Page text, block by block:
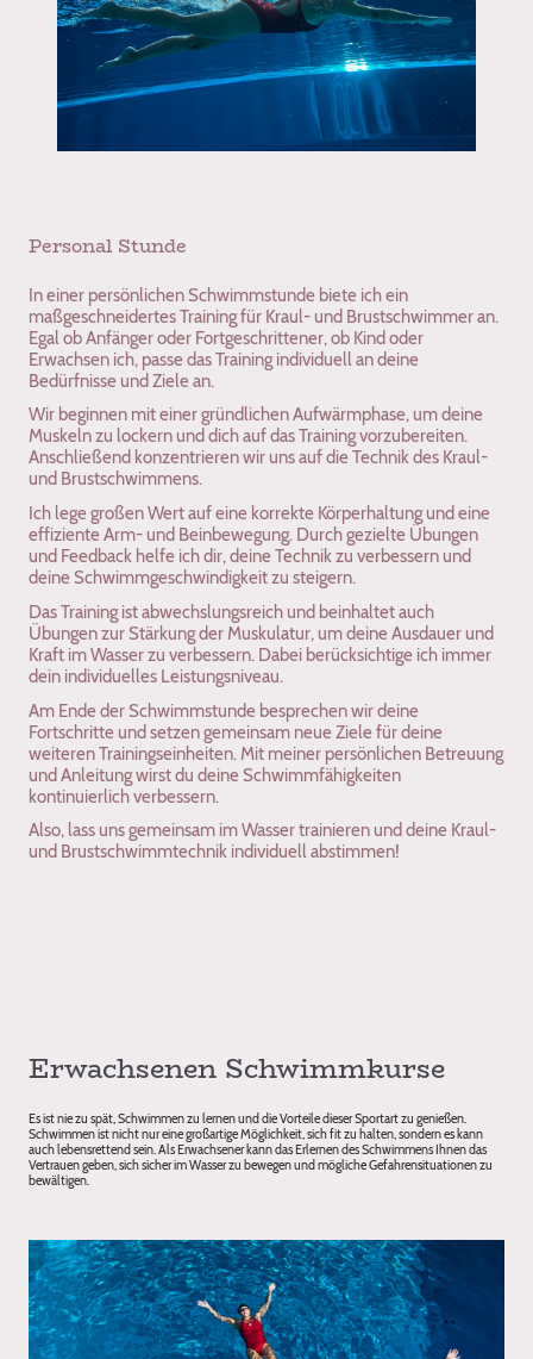
Personal Stunde
In einer persönlichen Schwimmstunde biete ich ein
maßgeschneidertes Training für Kraul- und Brustschwimmer an.
Egal ob Anfänger oder Fortgeschrittener, ob Kind oder
Erwachsen ich, passe das Training individuell an deine
Bedürfnisse und Ziele an.
Wir beginnen mit einer gründlichen Aufwärmphase, um deine
Muskeln zu lockern und dich auf das Training vorzubereiten.
Anschließend konzentrieren wir uns auf die Technik des Kraul-
und Brustschwimmens.
Ich lege großen Wert auf eine korrekte Körperhaltung und eine
effiziente Arm- und Beinbewegung. Durch gezielte Übungen
und Feedback helfe ich dir, deine Technik zu verbessern und
deine Schwimmgeschwindigkeit zu steigern.
Das Training ist abwechslungsreich und beinhaltet auch
Übungen zur Stärkung der Muskulatur, um deine Ausdauer und
Kraft im Wasser zu verbessern. Dabei berücksichtige ich immer
dein individuelles Leistungsniveau.
Am Ende der Schwimmstunde besprechen wir deine
Fortschritte und setzen gemeinsam neue Ziele für deine
weiteren Trainingseinheiten. Mit meiner persönlichen Betreuung
und Anleitung wirst du deine Schwimmfähigkeiten
kontinuierlich verbessern.
Also, lass uns gemeinsam im Wasser trainieren und deine Kraul-
und Brustschwimmtechnik individuell abstimmen!
Erwachsenen Schwimmkurse
Es ist nie zu spät, Schwimmen zu lernen und die Vorteile dieser Sportart zu genießen.
Schwimmen ist nicht nur eine großartige Möglichkeit, sich fit zu halten, sondern es kann
auch lebensrettend sein. Als Erwachsener kann das Erlernen des Schwimmens Ihnen das
Vertrauen geben, sich sicher im Wasser zu bewegen und mögliche Gefahrensituationen zu
bewältigen.